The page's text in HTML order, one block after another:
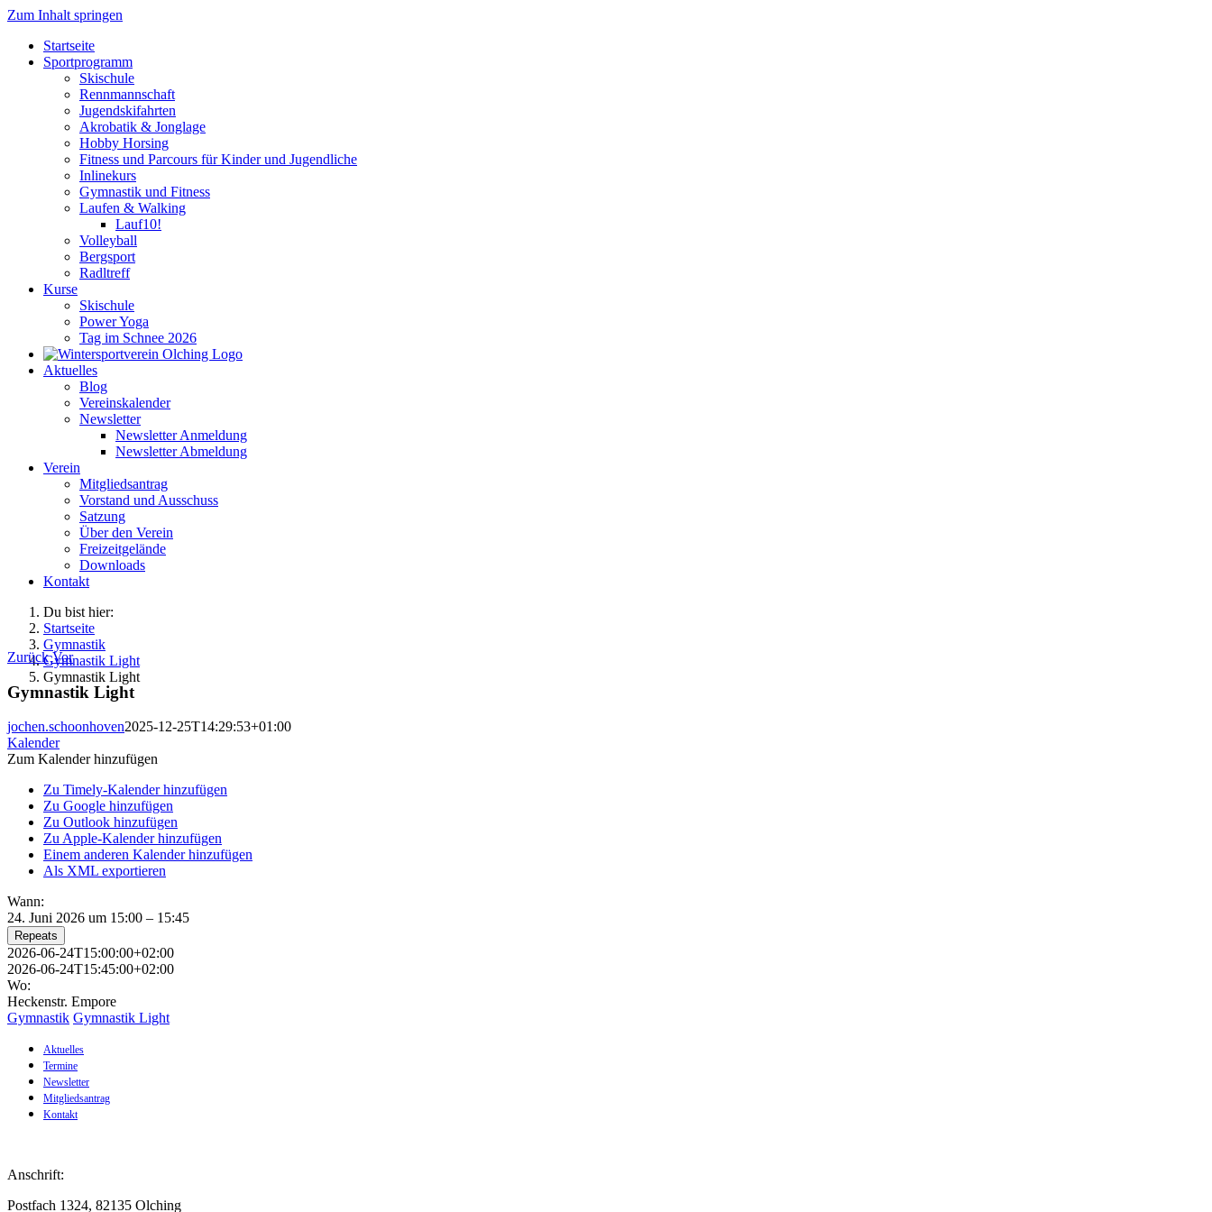
Zum Inhalt springen
Startseite
Sportprogramm
Skischule
Rennmannschaft
Jugendskifahrten
Akrobatik & Jonglage
Hobby Horsing
Fitness und Parcours für Kinder und Jugendliche
Inlinekurs
Gymnastik und Fitness
Laufen & Walking
Lauf10!
Volleyball
Bergsport
Radltreff
Kurse
Skischule
Power Yoga
Tag im Schnee 2026
Aktuelles
Blog
Vereinskalender
Newsletter
Newsletter Anmeldung
Newsletter Abmeldung
Verein
Mitgliedsantrag
Vorstand und Ausschuss
Satzung
Über den Verein
Freizeitgelände
Downloads
Kontakt
Du bist hier:
Startseite
Gymnastik
Gymnastik Light
Gymnastik Light
Zurück Vor
Gymnastik Light
jochen.schoonhoven2025-12-25T14:29:53+01:00
Kalender
Zum Kalender hinzufügen
Zu Timely-Kalender hinzufügen
Zu Google hinzufügen
Zu Outlook hinzufügen
Zu Apple-Kalender hinzufügen
Einem anderen Kalender hinzufügen
Als XML exportieren
Wann:
24. Juni 2026 um 15:00 – 15:45
Repeats
2026-06-24T15:00:00+02:00
2026-06-24T15:45:00+02:00
Wo:
Heckenstr. Empore
Gymnastik Gymnastik Light
Aktuelles
Termine
Newsletter
Mitgliedsantrag
Kontakt
Anschrift:
Postfach 1324, 82135 Olching